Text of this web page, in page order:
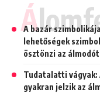
A bazár
lehetőségek
ösztönzi az
Tudatalatti vágyak:
gyakran jelzik az